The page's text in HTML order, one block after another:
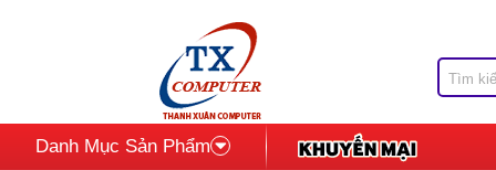
Danh Mục Sản Phẩm